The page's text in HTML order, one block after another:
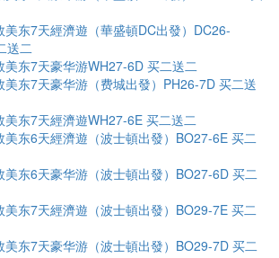
美东7天經濟遊（華盛頓DC出發）DC26-
送二
美东7天豪华游WH27-6D 买二送二
美东7天豪华游（费城出發）PH26-7D 买二送
美东7天經濟遊WH27-6E 买二送二
美东6天經濟遊（波士頓出發）BO27-6E 买二
美东6天豪华游（波士頓出發）BO27-6D 买二
美东7天經濟遊（波士頓出發）BO29-7E 买二
美东7天豪华游（波士頓出發）BO29-7D 买二